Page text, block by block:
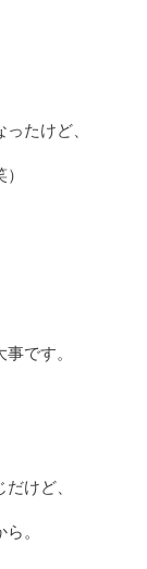
たけど、
です。
けど、
。